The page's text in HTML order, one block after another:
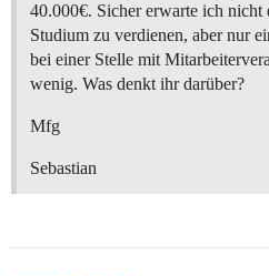
40.000€. Sicher erwarte ich nicht
Studium zu verdienen, aber nur
bei einer Stelle mit
wenig. Was denkt ihr darüber?
Mfg
Sebastian